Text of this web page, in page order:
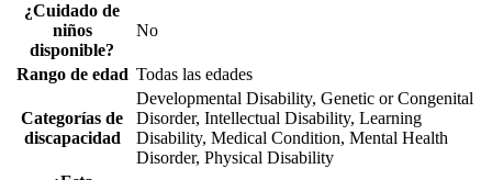
¿Cuidado de
niños
disponible?
No
Rango de edad Todas las edades
Categorías de
discapacidad
Developmental Disability, Genetic or Congenital
Disorder, Intellectual Disability, Learning
Disability, Medical Condition, Mental Health
Disorder, Physical Disability